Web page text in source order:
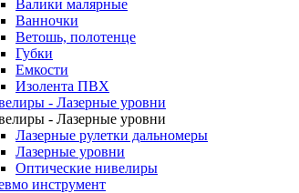
Валики малярные
Ванночки
Ветошь, полотенце
Губки
Емкости
Изолента ПВХ
- Лазерные уровни
- Лазерные уровни
Лазерные рулетки дальномеры
Лазерные уровни
Оптические нивелиры
инструмент